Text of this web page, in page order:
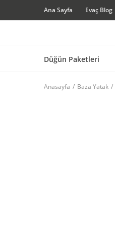
Ana Sayfa Evaç Blog
Düğün Paketleri
Anasayfa Baza Yatak